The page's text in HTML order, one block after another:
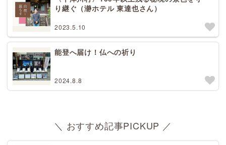
り継ぐ（瀞ホテル 東達也さん）
2023.5.10
能登へ届け！仏への祈り
2024.8.8
＼ おすすめ記事PICKUP ／